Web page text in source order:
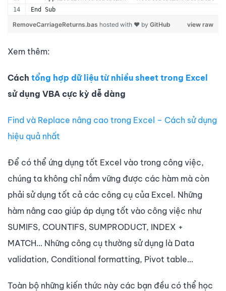
End Sub
view raw
RemoveCarriageReturns.bas hosted with ❤ by GitHub
Xem thêm:
Cách tổng hợp dữ liệu từ nhiều sheet trong Excel
sử dụng VBA cực kỳ dễ dàng
Find và Replace nâng cao trong Excel – Cách sử dụng
hiệu quả nhất
Để có thể ứng dụng tốt Excel vào trong công việc,
chúng ta không chỉ nắm vững được các hàm mà còn
phải sử dụng tốt cả các công cụ của Excel. Những
hàm nâng cao giúp áp dụng tốt vào công việc như
SUMIFS, COUNTIFS, SUMPRODUCT, INDEX +
MATCH… Những công cụ thường sử dụng là Data
validation, Conditional formatting, Pivot table…
Toàn bộ những kiến thức này các bạn đều có thể học